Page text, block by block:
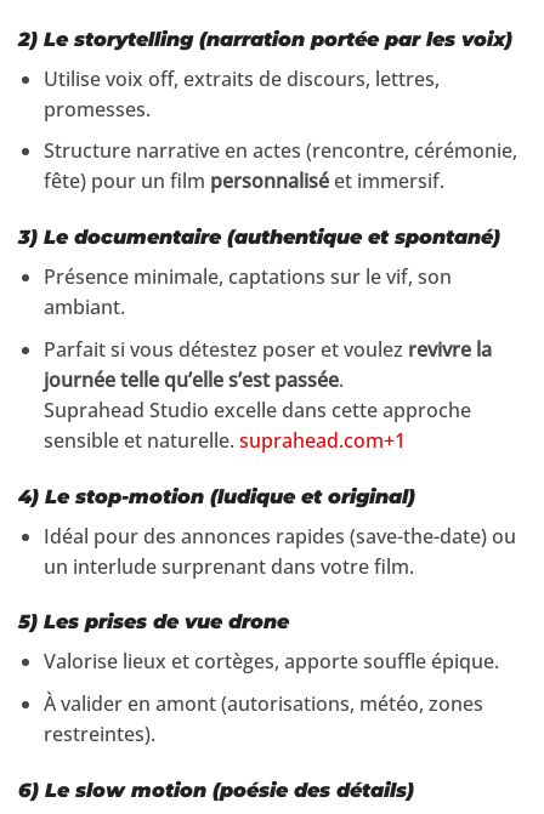
2) Le storytelling(narration portée par les voix)
Utilise voix off, extraits de discours, lettres,
promesses.
Structure narrative en actes (rencontre, cérémonie,
fête) pour un film personnaliséet immersif.
3) Le documentaire(authentique et spontané)
Présence minimale, captations sur le vif, son
ambiant.
Parfait si vous détestez poser et voulez revivre la
journée telle qu’elle s’est passée.
Suprahead Studio excelle dans cette approche
sensible et naturelle. suprahead.com+1
4) Le stop-motion (ludique et original)
Idéal pour des annonces rapides (save-the-date) ou
un interlude surprenant dans votre film.
5) Les prises de vue drone
Valorise lieux et cortèges, apporte souffle épique.
À valider en amont (autorisations, météo, zones
restreintes).
6) Le slow motion (poésie des détails)